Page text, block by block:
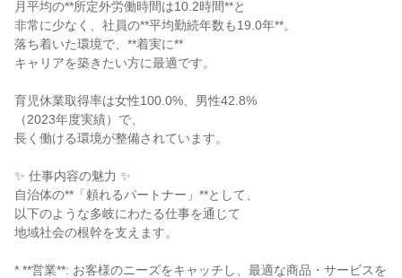
月平均の**所定外労働時間は10.2時間**と
非常に少なく、社員の**平均勤続年数も19.0年**。
落ち着いた環境で、**着実に**
キャリアを築きたい方に最適です。
育児休業取得率は女性100.0%、男性42.8%
（2023年度実績）で、
長く働ける環境が整備されています。
✨ 仕事内容の魅力 ✨
自治体の**「頼れるパートナー」**として、
以下のような多岐にわたる仕事を通じて
地域社会の根幹を支えます。
* **営業**: お客様のニーズをキャッチし、最適な商品・サービスを